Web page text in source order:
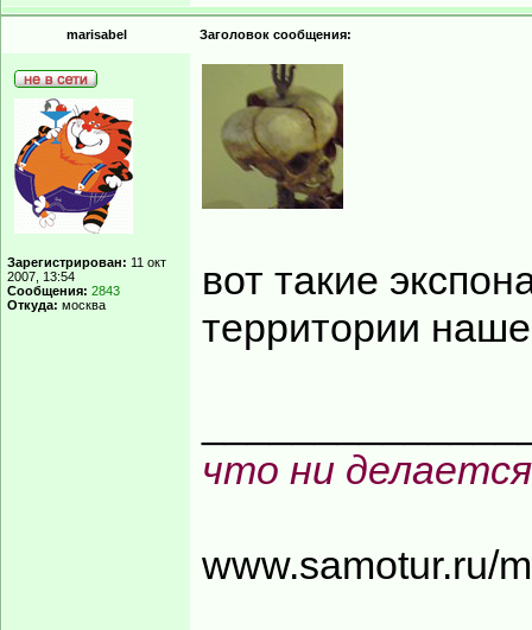
marisabel Заголовок сообщения:
Зарегистрирован: 11 окт
2007, 13:54
Сообщения: 2843
Откуда: москва
вот такие
территории
что ни
www.samotur.ru/